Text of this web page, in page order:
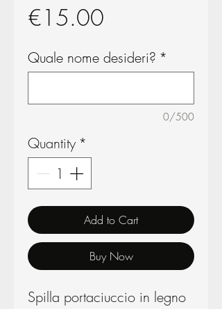
€15.00
Quale nome desideri? *
0/500
Quantity *
Add to Cart
Buy Now
Spilla portaciuccio in legno